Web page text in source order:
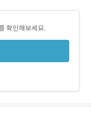
확인해보세요.